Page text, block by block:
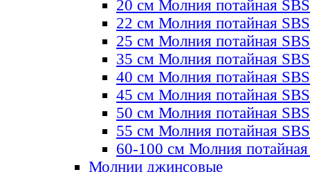
20 см Молния потайная SBS
22 см Молния потайная SBS
25 см Молния потайная SBS
35 см Молния потайная SBS
40 см Молния потайная SBS
45 см Молния потайная SBS
50 см Молния потайная SBS
55 см Молния потайная SBS
60-100 см Молния
Молнии джинсовые